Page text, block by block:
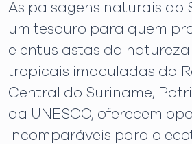
As paisagens naturais do
um tesouro para quem
e entusiastas da
tropicais imaculadas da
Central do Suriname,
da UNESCO, oferecem
incomparáveis ​​para o